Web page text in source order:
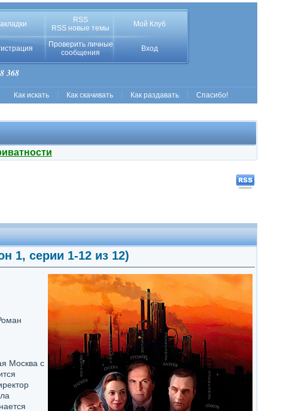
RSS
RSS новые темы
Мой Клуб
Проверить личные
сообщения
Вход
368
Как искать Как скачивать Как раздавать Спасибо!
1, серии 1-12 из 12)
Москва с